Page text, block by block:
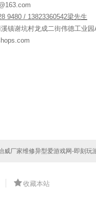
9480 / 13823360542梁先生
镇谢坑村龙成二街伟德工业园
威厂家维修异型爱游戏网-即刻玩
收藏本站